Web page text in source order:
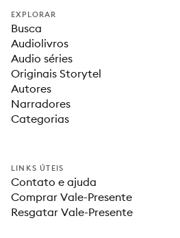
EXPLORAR
Busca
Audiolivros
Audio séries
Originais Storytel
Autores
Narradores
Categorias
LINKS ÚTEIS
Contato e ajuda
Comprar Vale-Presente
Resgatar Vale-Presente